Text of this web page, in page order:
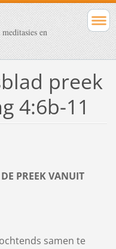
en
preek
4:6b-11
PREEK VANUIT
samen te